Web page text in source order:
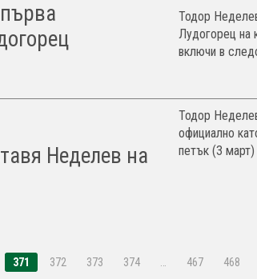
Тодор
Лудогорец на
включи в
Неделев на
Тодор
официално
петък (3 март)
371 372 373 374 467 468